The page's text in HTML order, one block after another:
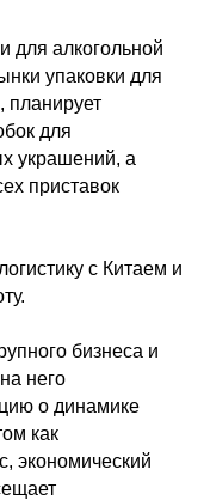
для алкогольной
упаковки для
для
украшений, а
приставок
с Китаем и
бизнеса и
него
о динамике
как
экономический